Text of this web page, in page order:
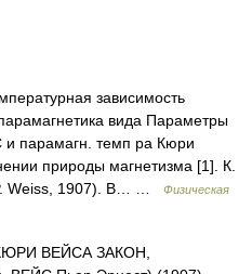
зависимость
вида Параметры
и парамагн. темп pa Кюри
природы магнетизма [1]. К.
Weiss, 1907). В… …
Физическая
ВЕЙСА ЗАКОН,